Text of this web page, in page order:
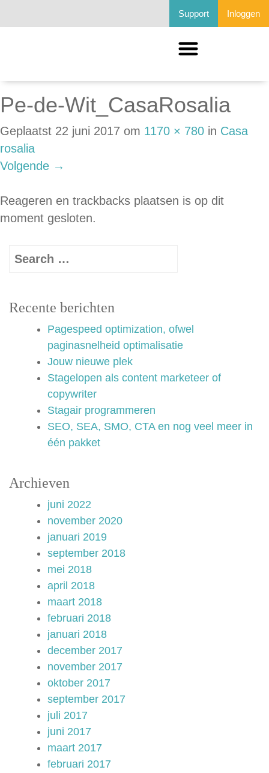
Support Inloggen
Pe-de-Wit_CasaRosalia
Geplaatst 22 juni 2017 om 1170 × 780 in Casa
rosalia
Volgende →
Reageren en trackbacks plaatsen is op dit
moment gesloten.
Recente berichten
Pagespeed optimization, ofwel
paginasnelheid optimalisatie
Jouw nieuwe plek
Stagelopen als content marketeer of
copywriter
Stagair programmeren
SEO, SEA, SMO, CTA en nog veel meer in
één pakket
Archieven
juni 2022
november 2020
januari 2019
september 2018
mei 2018
april 2018
maart 2018
februari 2018
januari 2018
december 2017
november 2017
oktober 2017
september 2017
juli 2017
juni 2017
maart 2017
februari 2017